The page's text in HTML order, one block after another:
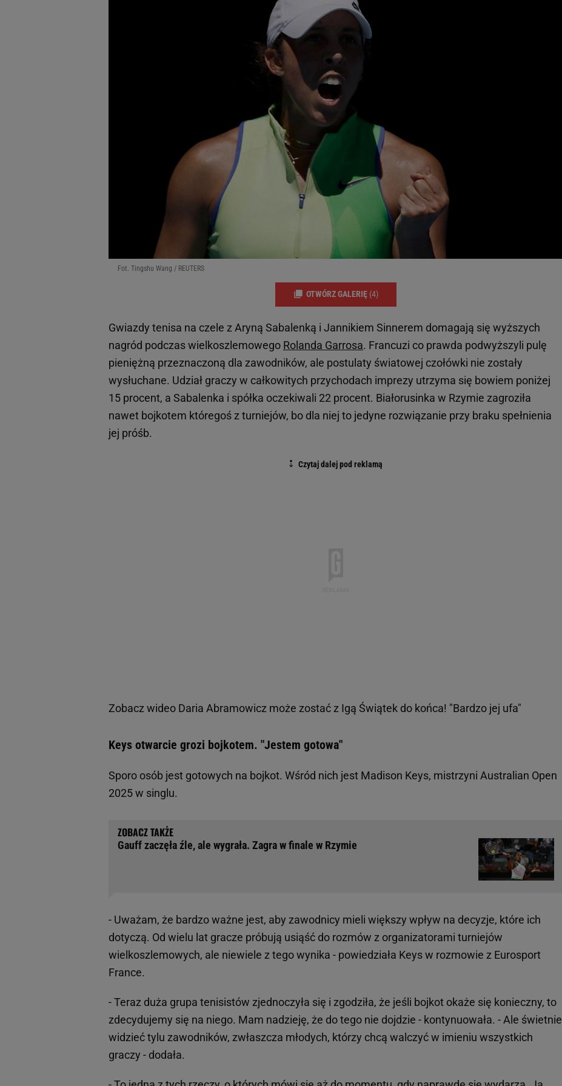
Fot. Tingshu Wang / REUTERS
OTWÓRZ GALERIĘ (4)
Gwiazdy tenisa na czele z Aryną Sabalenką i Jannikiem Sinnerem domagają się wyższych
nagród podczas wielkoszlemowego Rolanda Garrosa. Francuzi co prawda podwyższyli pulę
pieniężną przeznaczoną dla zawodników, ale postulaty światowej czołówki nie zostały
wysłuchane. Udział graczy w całkowitych przychodach imprezy utrzyma się bowiem poniżej
15 procent, a Sabalenka i spółka oczekiwali 22 procent. Białorusinka w Rzymie zagroziła
nawet bojkotem któregoś z turniejów, bo dla niej to jedyne rozwiązanie przy braku spełnienia
jej próśb.
Zobacz wideo Daria Abramowicz może zostać z Igą Świątek do końca! "Bardzo jej ufa"
Keys otwarcie grozi bojkotem. "Jestem gotowa"
Sporo osób jest gotowych na bojkot. Wśród nich jest Madison Keys, mistrzyni Australian Open
2025 w singlu.
Gauff zaczęła źle, ale wygrała. Zagra w finale w Rzymie
- Uważam, że bardzo ważne jest, aby zawodnicy mieli większy wpływ na decyzje, które ich
dotyczą. Od wielu lat gracze próbują usiąść do rozmów z organizatorami turniejów
wielkoszlemowych, ale niewiele z tego wynika - powiedziała Keys w rozmowie z Eurosport
France.
- Teraz duża grupa tenisistów zjednoczyła się i zgodziła, że jeśli bojkot okaże się konieczny, to
zdecydujemy się na niego. Mam nadzieję, że do tego nie dojdzie - kontynuowała. - Ale świetnie
widzieć tylu zawodników, zwłaszcza młodych, którzy chcą walczyć w imieniu wszystkich
graczy - dodała.